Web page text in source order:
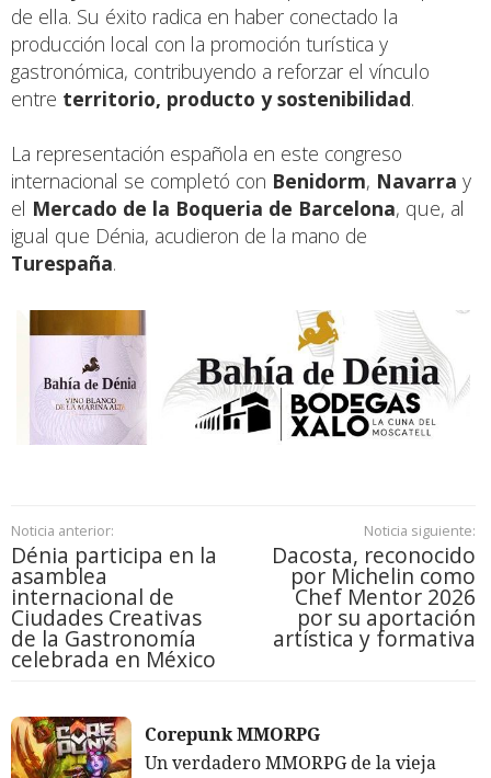
de ella. Su éxito radica en haber conectado la
producción local con la promoción turística y
gastronómica, contribuyendo a reforzar el vínculo
entre territorio, producto y sostenibilidad.
La representación española en este congreso
internacional se completó con Benidorm, Navarra y
el Mercado de la Boqueria de Barcelona, que, al
igual que Dénia, acudieron de la mano de
Turespaña.
Noticia anterior:
Dénia participa en la
asamblea
internacional de
Ciudades Creativas
de la Gastronomía
celebrada en México
Noticia siguiente:
Dacosta, reconocido
por Michelin como
Chef Mentor 2026
por su aportación
artística y formativa
Corepunk MMORPG
Un verdadero MMORPG de la vieja